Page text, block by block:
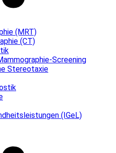
(MRT)
(CT)
Screening
Stereotaxie
(IGeL)